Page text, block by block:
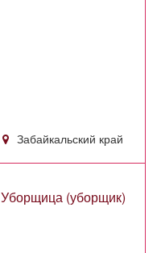
Забайкальский край
Уборщица (уборщик)